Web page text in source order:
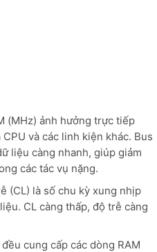
(MHz) ảnh hưởng trực tiếp
và các linh kiện khác. Bus
liệu càng nhanh, giúp giảm
các tác vụ nặng.
(CL) là số chu kỳ xung nhịp
CL càng thấp, độ trễ càng
cung cấp các dòng RAM